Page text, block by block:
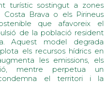
turístic sostingut a zones
Brava o els Pirineus
que afavoreix el
de la població resident
Aquest model degrada
els recursos hídrics en
les emissions, els
mentre perpetua un
el territori i la